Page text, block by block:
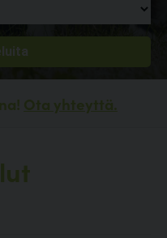
Ota yhteyttä.